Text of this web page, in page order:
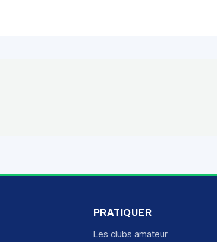
PRATIQUER
Les clubs amateur